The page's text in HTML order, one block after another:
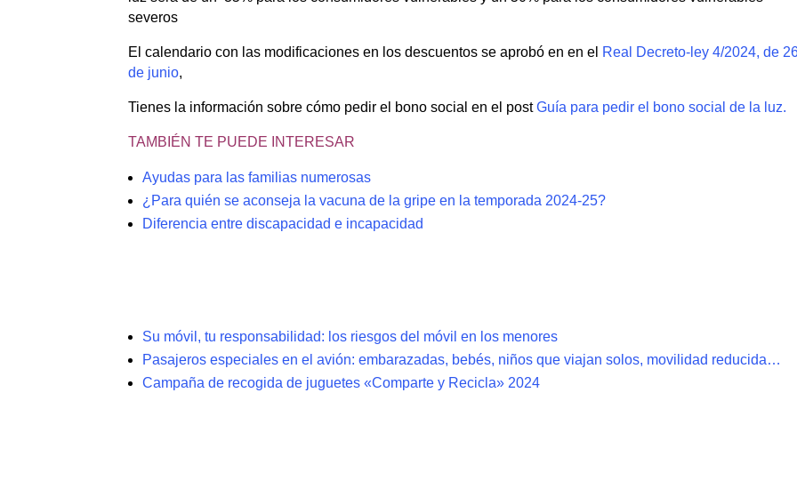
severos
El calendario con las modificaciones en los descuentos se aprobó en en el Real Decreto-ley 4/2024, de
de junio,
Tienes la información sobre cómo pedir el bono social en el postGuía para pedir el bono social de la luz.
TAMBIÉN TE PUEDE INTERESAR
Ayudas para las familias numerosas
¿Para quién se aconseja la vacuna de la gripe en la temporada 2024-25?
Diferencia entre discapacidad e incapacidad
Su móvil, tu responsabilidad: los riesgos del móvil en los menores
Pasajeros especiales en el avión: embarazadas, bebés, niños que viajan solos, movilidad reducida…
Campaña de recogida de juguetes «Comparte y Recicla» 2024